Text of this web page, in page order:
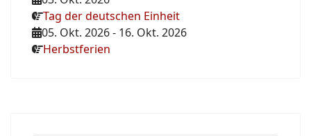
Tag der deutschen Einheit
05. Okt. 2026- 16. Okt. 2026
Herbstferien